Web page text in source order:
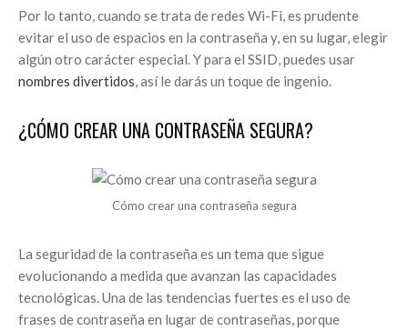
Por lo tanto, cuando se trata de redes Wi-Fi, es prudente
evitar el uso de espacios en la contraseña y, en su lugar, elegir
algún otro carácter especial. Y para el SSID, puedes usar
nombres divertidos, así le darás un toque de ingenio.
¿CÓMO CREAR UNA CONTRASEÑA SEGURA?
Cómo crear una contraseña segura
La seguridad de la contraseña es un tema que sigue
evolucionando a medida que avanzan las capacidades
tecnológicas. Una de las tendencias fuertes es el uso de
frases de contraseña en lugar de contraseñas, porque